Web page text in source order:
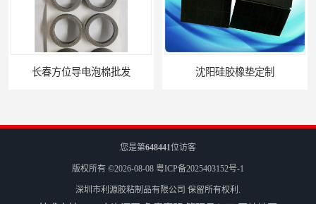
长春方位导电泡棉批发 沈阳硅胶橡垫定制
您是第648441位访客
版权所有 ©2026-08-08 粤ICP备2025403152号-1
深圳市利源胶粘制品有限公司 保留所有权利.